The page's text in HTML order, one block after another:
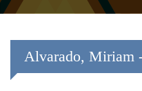
Alvarado, Miriam